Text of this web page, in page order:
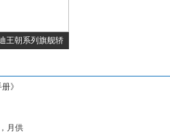
王朝系列旗舰轿
》
月供